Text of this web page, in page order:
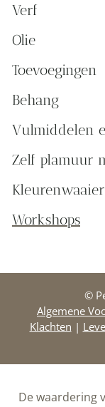
Verf
Olie
Toevoegingen
Behang
Vulmiddelen
Zelf plamuur
Workshops
©
Algemene
Klachten |
De waardering